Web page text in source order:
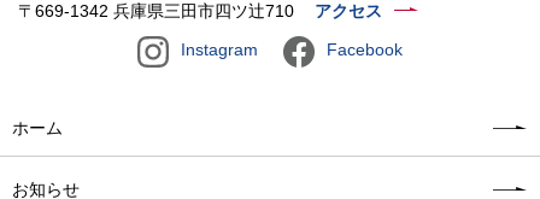
〒669-1342 兵庫県三田市四ツ辻710
アクセス
Instagram Facebook
ホーム
お知らせ